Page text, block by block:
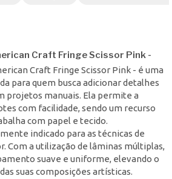
Craft Fringe Scissor Pink -
Craft Fringe Scissor Pink - é uma
para quem busca adicionar detalhes
projetos manuais. Ela permite a
com facilidade, sendo um recurso
com papel e tecido.
indicado para as técnicas de
Com a utilização de lâminas múltiplas,
suave e uniforme, elevando o
suas composições artísticas.